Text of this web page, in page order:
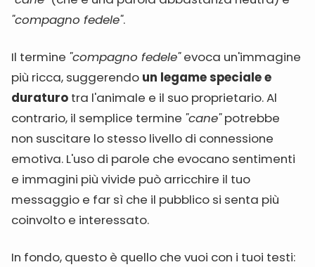
"compagno fedele".
Il termine "compagno fedele"evoca un'immagine
più ricca, suggerendo un legame speciale e
duraturo tra l'animale e il suo proprietario. Al
contrario, il semplice termine "cane"potrebbe
non suscitare lo stesso livello di connessione
emotiva. L'uso di parole che evocano sentimenti
e immagini più vivide può arricchire il tuo
messaggio e far sì che il pubblico si senta più
coinvolto e interessato.
In fondo, questo è quello che vuoi con i tuoi testi: